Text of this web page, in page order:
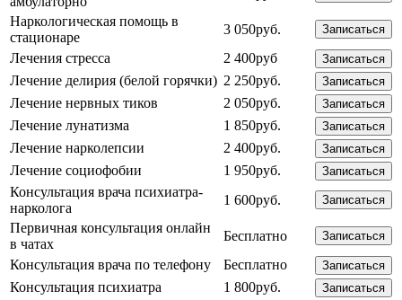
Наркологическая помощь в
стационаре
3 050руб. Записаться
Лечения стресса 2 400руб Записаться
Лечение делирия (белой горячки) 2 250руб. Записаться
Лечение нервных тиков 2 050руб. Записаться
Лечение лунатизма 1 850руб. Записаться
Лечение нарколепсии 2 400руб. Записаться
Лечение социофобии 1 950руб. Записаться
Консультация врача психиатра-
нарколога
1 600руб. Записаться
Первичная консультация онлайн
в чатах
Бесплатно Записаться
Консультация врача по телефону Бесплатно Записаться
Консультация психиатра 1 800руб. Записаться